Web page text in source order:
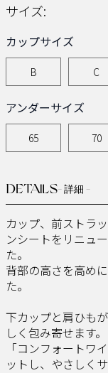
DETAILS- 詳細 -
カップ、前ストラ
ンシートをリニュ
た。
背部の高さを高め
た。
下カップと肩ひも
しく包み寄せます。
「コンフォートワ
ットし、やさしく
サイズ:
カップサイズ
B C
アンダーサイズ
65 70